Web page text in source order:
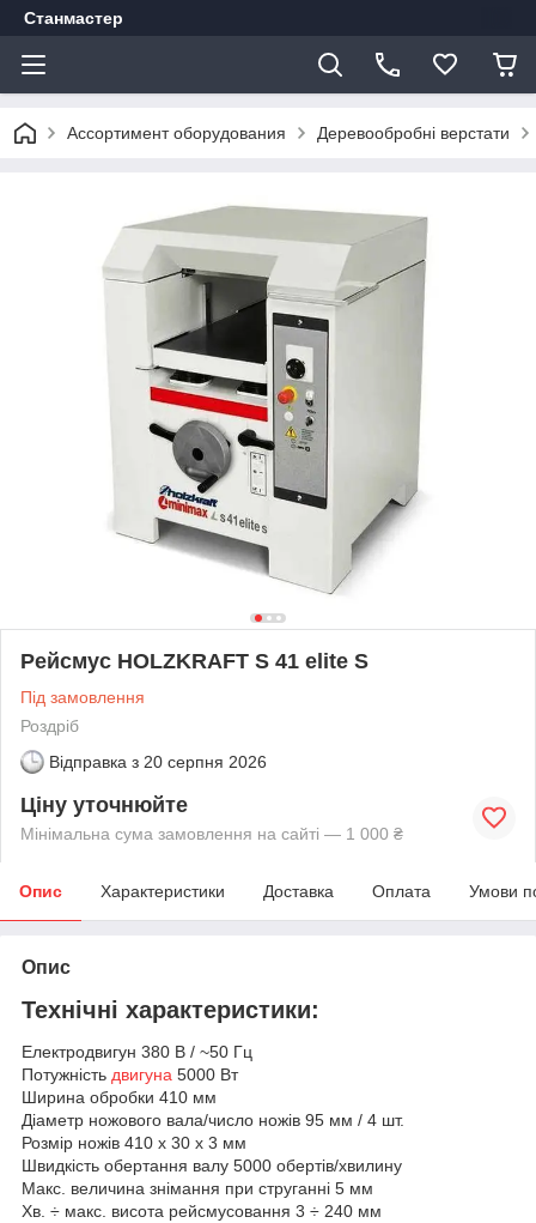
Станмастер
Ассортимент оборудования Деревообробні верстати
Рейсмус HOLZKRAFT S 41 elite S
Під замовлення
Роздріб
Відправка з 20 серпня 2026
Ціну уточнюйте
Мінімальна сума замовлення на сайті — 1 000 ₴
Опис Характеристики Доставка Оплата Умови
Опис
Технічні характеристики:
Електродвигун 380 В / ~50 Гц
Потужність двигуна 5000 Вт
Ширина обробки 410 мм
Діаметр ножового вала/число ножів 95 мм / 4 шт.
Розмір ножів 410 x 30 x 3 мм
Швидкість обертання валу 5000 обертів/хвилину
Макс. величина знімання при струганні 5 мм
Хв. ÷ макс. висота рейсмусовання 3 ÷ 240 мм